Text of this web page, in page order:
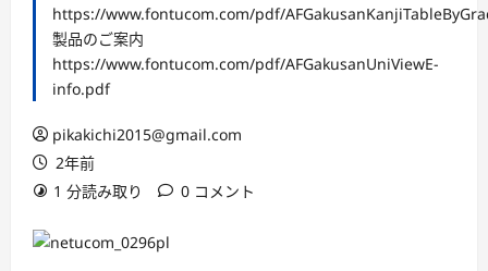
https://www.fontucom.com/pdf/
製品のご案内
https://www.fontucom.com/pdf/AFGakusanUniViewE-
info.pdf
pikakichi2015@gmail.com
2年前
1 分読み取り
0 コメント